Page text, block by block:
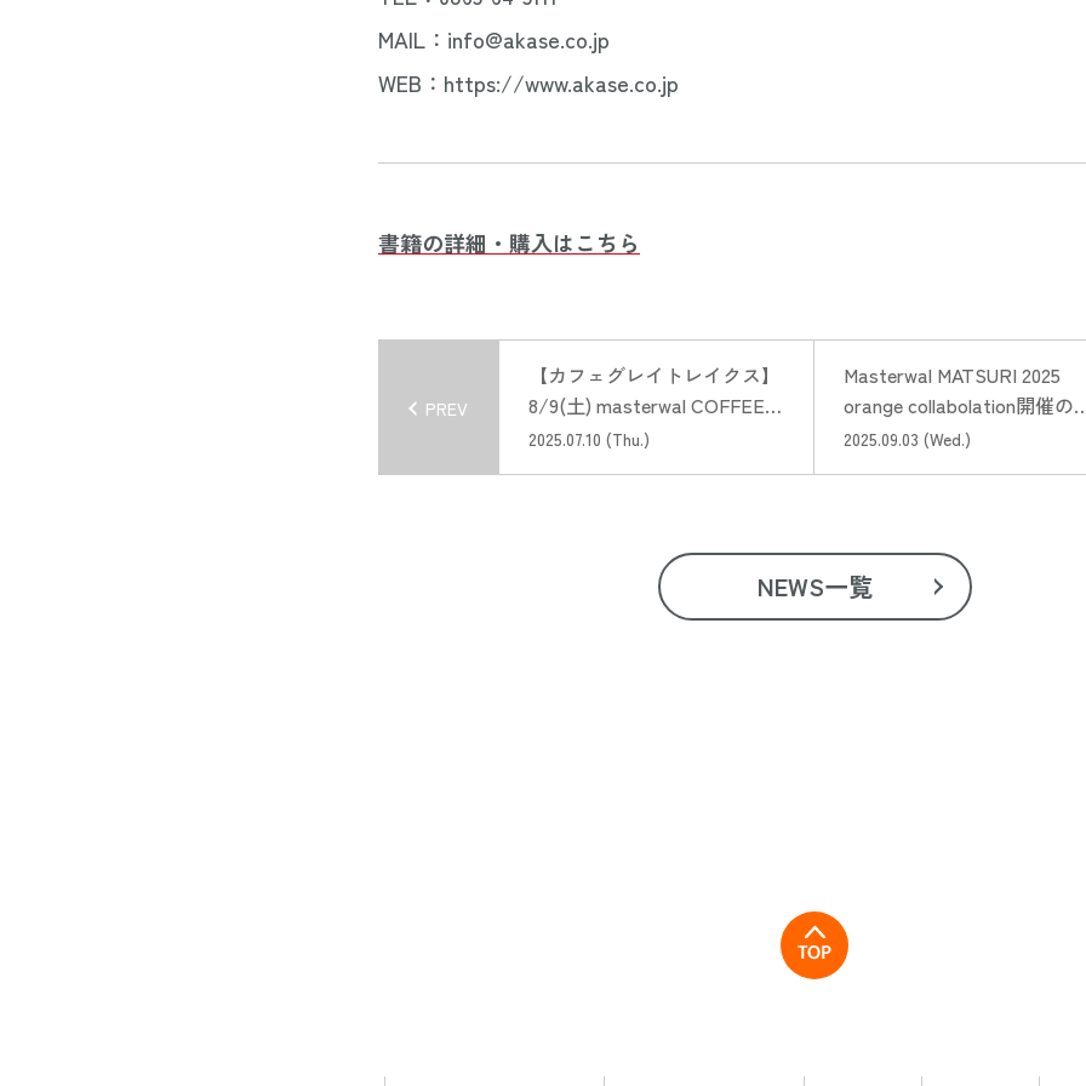
MAIL：info@akase.co.jp
WEB：https://www.akase.co.jp
書籍の詳細・購入はこちら
PREV
【カフェグレイトレイクス】
8/9(土) masterwal COFFEEと
してグランドオープン
2025.07.10 (Thu.)
Masterwal MATSURI 2025
orange collabolation開催の
知らせ
2025.09.03 (Wed.)
NEWS一覧